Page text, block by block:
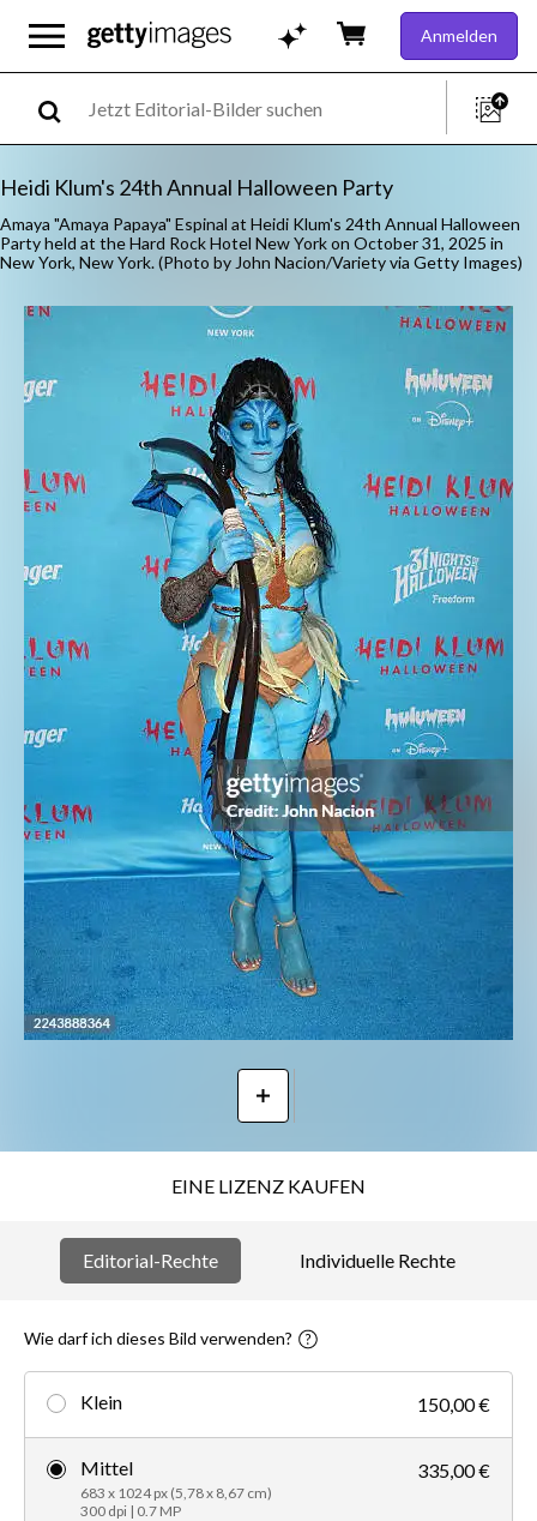
Anmelden
Heidi Klum's 24th Annual Halloween Party
Amaya "Amaya Papaya" Espinal at Heidi Klum's 24th Annual Halloween
Party held at the Hard Rock Hotel New York on October 31, 2025 in
New York, New York. (Photo by John Nacion/Variety via Getty Images)
EINE LIZENZ KAUFEN
Editorial-Rechte Individuelle Rechte
Wie darf ich dieses Bild verwenden?
Klein 150,00 €
Mittel
683 x 1024 px (5,78 x 8,67 cm)
300 dpi | 0.7 MP
335,00 €